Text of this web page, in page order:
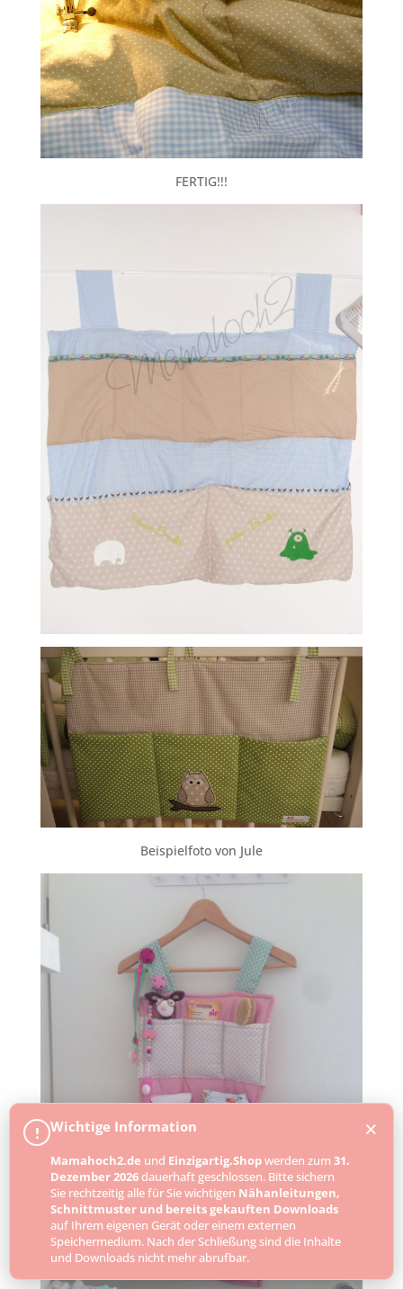
FERTIG!!!
Beispielfoto von Jule
! Wichtige Information
Mamahoch2.de und Einzigartig.Shopwerden zum 31.
Dezember 2026dauerhaft geschlossen. Bitte sichern
Sie rechtzeitig alle für Sie wichtigen Nähanleitungen,
Schnittmuster und bereits gekauften Downloads
auf Ihrem eigenen Gerät oder einem externen
Speichermedium. Nach der Schließung sind die Inhalte
und Downloads nicht mehr abrufbar.
×